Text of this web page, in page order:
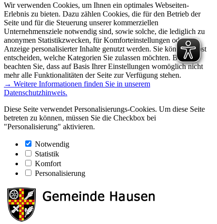
Wir verwenden Cookies, um Ihnen ein optimales Webseiten-
Erlebnis zu bieten. Dazu zählen Cookies, die für den Betrieb der
Seite und für die Steuerung unserer kommerziellen
Unternehmensziele notwendig sind, sowie solche, die lediglich zu
anonymen Statistikzwecken, für Komforteinstellungen oder zur
Anzeige personalisierter Inhalte genutzt werden. Sie können selbst
entscheiden, welche Kategorien Sie zulassen möchten. Bitte
beachten Sie, dass auf Basis Ihrer Einstellungen womöglich nicht
mehr alle Funktionalitäten der Seite zur Verfügung stehen.
→ Weitere Informationen finden Sie in unserem
Datenschutzhinweis.
Diese Seite verwendet Personalisierungs-Cookies. Um diese Seite
betreten zu können, müssen Sie die Checkbox bei
"Personalisierung" aktivieren.
Notwendig
Statistik
Komfort
Personalisierung